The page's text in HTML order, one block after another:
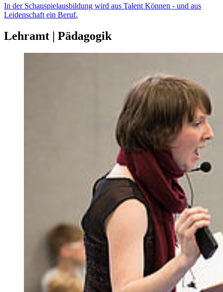
In der Schauspielausbildung wird aus Talent Können - und aus
Leidenschaft ein Beruf.
Lehramt | Pädagogik